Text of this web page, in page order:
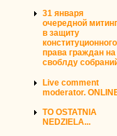
31 января
очередной митинг
в защиту
конституционного
права граждан на
своблду
Live comment
moderator.
TO OSTATNIA
NEDZIELA...